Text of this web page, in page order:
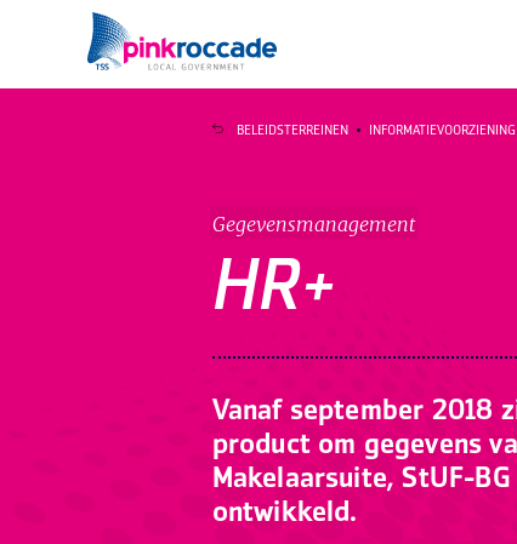
Gegevensmanagement
HR+
Vanaf september 2018
product om gegevens
Makelaarsuite, StUF-
ontwikkeld.
BELEIDSTERREINEN INFORMATIEVOORZIENING